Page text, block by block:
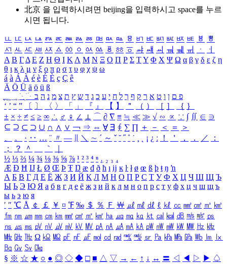
北京 을 입력하시려면 beijing을 입력하시고 space를 누르
시면 됩니다.
ㅥ ㅦ ㅧ ㅨ ㅩ ㅪ ㅫ ㅬ ㅭ ㅮ ㅯ ㅰ ㅱ ㅲ ㅳ ㅴ ㅵ ㅶ ㅷ ㅸ
ㅹ
ㅺ ㅻ ㅼ ㅽ ㅾ ㅿ ㆀ ㆁ ㆂ ㆃ ㆄ ㆅ ㆆ ㆇ ㆈ ㆉ ㆊ ㆋ ㆌ ㆍ
ㆎ
Α Β ΓΔ Ε Ζ Η Θ Ι ΚΛ Μ Ν Ξ Ο Π Ρ Σ ΤΥ Φ Χ Ψ Ω α β γ δ ε ζ η
θ ι κ λ μ ν ξ ο π ρ σ τ υ φ χ ψ ω
á à Á À é è É È ç Ç ê
Ä Ö Ü ä ö ü ß
ִֶֹ ֻּ ׁׂ פ ם ן ו ט א ר ק ף ך ל ח י ע כ ג ד ש ץ ת צ מ נ ה ב
‘ ’ “ ” 〔 〕 〈 〉 「 」 『 』 【 】 ＂ （ ） ［ ］ ｛ ｝
± × ÷ ≠ ≤ ≥ ∞ ∴ ♂ ♀ ∠ ⊥ ⌒ ∂ ∇ ≡ ≒ ≪ ≫ √ ∽ ∝ ∵ ∫ ∬ ∈ ∋
⊆ ⊇ ⊂ ⊃ ∪ ∩ ∧ ∨ ￢ ⇒ ⇔ ∀ ∃ ∮ ∑ ∏ ＋ － ＜ ＝
＞
、
。 · ‥ … ¨ 〃 ― ＼ ∼ ´ ～ ˇ ˘ ˝ ˚ ˙ ¸ ¡ ¿ ː ！ ＇ ， ． ／
：
；
？ ＾ ｀
½ ⅓ ⅔ ¼ ¾ ⅛ ⅜ ⅝ ⅞ ¹ ² ³ ⁴ ⁿ ₁ ₂ ₃ ₄
Æ Ð Ħ Ĳ Ł Ø Œ Þ Ŧ Ŋ æ đ ð ħ ı ĳ ĸ ŀ ł ø œ ß þ ŧ ŋ ŉ
А Б В Г Д Е Ё Ж З И Й К Л М Н О П Р С Т У Ф Х Ц Ч Ш Щ Ъ
Ы Ь Э Ю Я а б в г д е ё ж з и й к л м н о п р с т у ф х ц ч ш щ ъ
ы ь э ю я
′ ″ ℃ Å ￠ ￡ ￥ ¤ ℉ ‰ ＄ ％ Ｆ ￦ ㎕ ㎖ ㎗ ℓ ㎘ ㏄ ㎣ ㎤ ㎥ ㎦
㎙ ㎚ ㎛ ㎜ ㎝ ㎞ ㎟ ㎠ ㎡ ㎢ ㏊ ㎍ ㎎ ㎏ ㏏ ㎈ ㎉ ㏈ ㎧ ㎨ ㎰
㎱ ㎲ ㎳ ㎴ ㎵ ㎶ ㎷ ㎸ ㎹ ㎀ ㎁ ㎂ ㎃ ㎄ ㎺ ㎻ ㎽ ㎾ ㎿ ㎐ ㎑
㎒ ㎓ ㎔ Ω ㏀ ㏁ ㎊ ㎋ ㎌ ㏖ ㏅ ㎭ ㎮ ㎯ ㏛ ㎩ ㎪ ㎫ ㎬ ㏝ ㏐
㏓
㏃ ㏉ ㏜ ㏆
§ ※ ☆ ★ ○ ● ◎ ◇ ◆ □ ■ △ ▽ → ← ↑ ↓ ↔ 〓 ◁ ◀ ▷ ▶ ♤